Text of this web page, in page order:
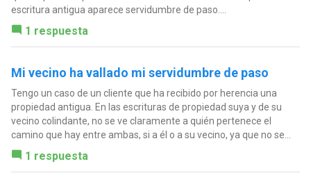
escritura antigua aparece servidumbre de paso....
1 respuesta
Mi vecino ha vallado mi servidumbre de paso
Tengo un caso de un cliente que ha recibido por herencia una
propiedad antigua. En las escrituras de propiedad suya y de su
vecino colindante, no se ve claramente a quién pertenece el
camino que hay entre ambas, si a él o a su vecino, ya que no se...
1 respuesta